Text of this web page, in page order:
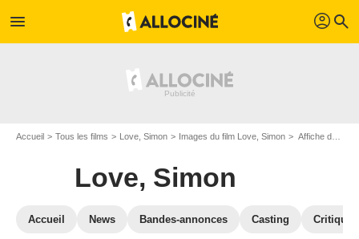
menu profil search
Accueil Tous les films Love, Simon Images du film Love, Simon Affiche du film Love, Simon - Photo 1
Love, Simon
Accueil News Bandes-annonces Casting